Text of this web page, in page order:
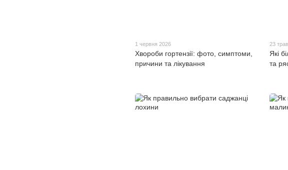
1 червня 2026
Хвороби гортензії: фото, симптоми,
причини та лікування
23
Які
та